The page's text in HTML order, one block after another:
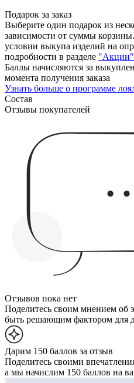
Подарок за заказ
Выберите один подарок из
зависимости от суммы
условии выкупа изделий на
подробности в разделе "Акции"
Баллы начисляются за
момента получения заказа
Узнать больше о программе
Состав
Отзывы покупателей
Отзывов пока нет
Поделитесь своим мнением об
быть решающим фактором для
Дарим 150 баллов за отзыв
Поделитесь своими
а мы начислим 150 баллов на